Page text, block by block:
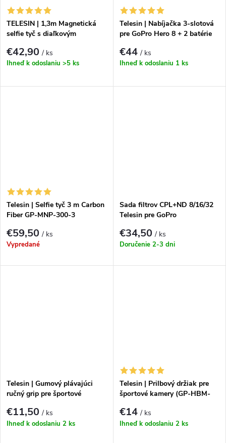
TELESIN | 1,3m Magnetická
selfie tyč s diaľkovým
€42,90/ ks
Ihneď k odoslaniu >5 ks
Telesin | Nabíjačka 3-slotová
pre GoPro Hero 8 + 2 batérie
€44/ ks
Ihneď k odoslaniu 1 ks
Telesin | Selfie tyč 3 m Carbon
Fiber GP-MNP-300-3
€59,50/ ks
Vypredané
Sada filtrov CPL+ND 8/16/32
Telesin pre GoPro
903)
€34,50/ ks
Doručenie 2-3 dni
Telesin | Gumový plávajúci
ručný grip pre športové
€11,50/ ks
Ihneď k odoslaniu 2 ks
Telesin | Prilbový držiak pre
športové kamery (GP-HBM-
€14/ ks
Ihneď k odoslaniu 2 ks